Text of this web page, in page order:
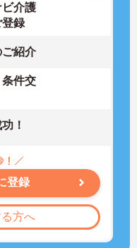
介護
録
紹介
件交
！
登録
方へ